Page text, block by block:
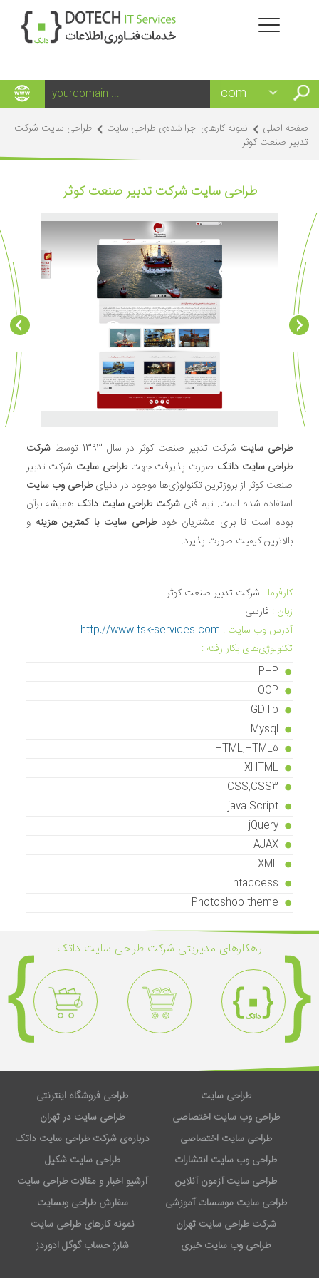
صفحه اصلی نمونه کارهای اجرا شده‌ی طراحی سایت
طراحی سایت شرکت
تدبیر صنعت کوثر
طراحی سایت شرکت تدبیر صنعت کوثر
طراحی سایت شرکت تدبیر صنعت کوثر در سال 1393 توسط
شرکت
طراحی سایت داتک صورت پذیرفت جهتطراحی سایت شرکت تدبیر
صنعت کوثر از بروزترین تکنولوژی‌ها موجود در دنیایطراحی وب سایت
استفاده شده است. تیم فنی شرکت طراحی سایت داتک همیشه برآن
بوده است تا برای مشتریان خودطراحی سایت با کمترین هزینه و
بالاترین کیفیت صورت پذیرد.
کارفرما : شرکت تدبیر صنعت کوثر
زبان‌ : فارسی
آدرس وب سایت : http://www.tsk-services.com
تکنولوژی‌های بکار رفته :
PHP
OOP
GD lib
Mysql
HTML,HTML5
XHTML
CSS,CSS3
java Script
jQuery
AJAX
XML
htaccess
Photoshop theme
راهکار‌های مدیریتی شرکت طراحی سایت داتک
طراحی سایت
طراحی وب سایت اختصاصی
طراحی سایت اختصاصی
طراحی وب سایت انتشارات
طراحی سایت آزمون آنلاین
طراحی سایت موسسات آموزشی
شرکت طراحی سایت تهران
طراحی وب سایت خبری
طراحی فروشگاه اینترنتی
طراحی سایت در تهران
درباره‌ی شرکت طراحی سایت داتک
طراحی سایت شکیل
آرشیو اخبار و مقالات طراحی سایت
سفارش طراحی وبسایت
نمونه کارهای طراحی سایت
شارژ حساب گوگل ادوردز